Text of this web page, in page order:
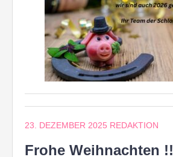
23. DEZEMBER 2025 REDAKTION
Frohe Weihnachten !!